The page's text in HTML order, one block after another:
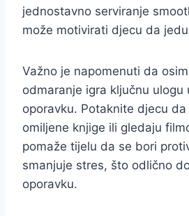
jednostavno serviranje
može motivirati djecu da
Važno je napomenuti da
odmaranje igra ključnu ulogu
oporavku. Potaknite djecu
omiljene knjige ili gledaju
pomaže tijelu da se bori
smanjuje stres, što odlično
oporavku.